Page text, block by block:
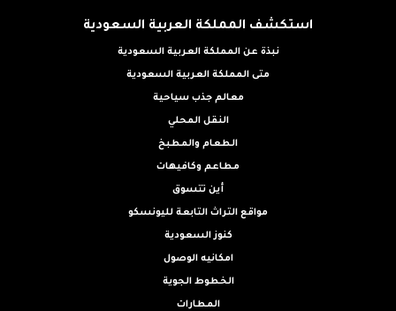
استكشف المملكة العربية السعودية
نبذة عن المملكة العربية السعودية
متى المملكة العربية السعودية
معالم جذب سياحية
النقل المحلي
الطعام والمطبخ
مطاعم وكافيهات
أين تتسوق
مواقع التراث التابعة لليونسكو
كنوز السعودية
امكانيه الوصول
الخطوط الجوية
المطارات